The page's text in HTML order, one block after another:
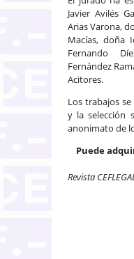
Javier Avilés
Arias Varona,
Macías, doña
Fernando
Fernández
Acitores.
Los trabajos
y la selección
anonimato de
Puede
Revista